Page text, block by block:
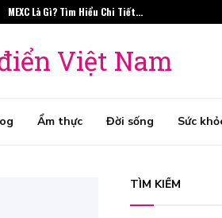
MEXC Là Gì? Tìm Hiểu Chi Tiết…
Việt Nam
Ẩm thực Đời sống Sức
TÌM KIẾM